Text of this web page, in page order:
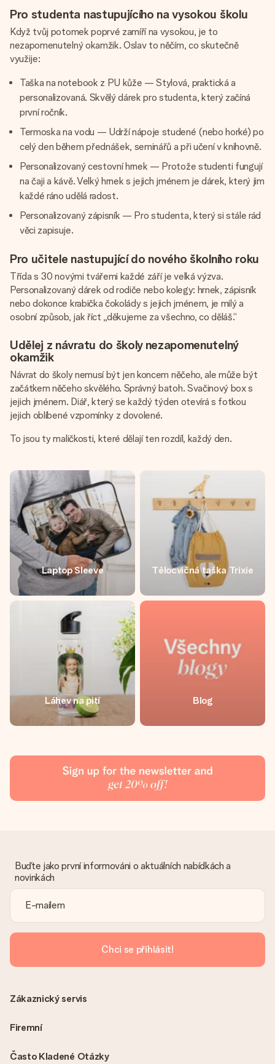
Pro studenta nastupujícího na vysokou školu
Když tvůj potomek poprvé zamíří na vysokou, je to
nezapomenutelný okamžik. Oslav to něčím, co skutečně
využije:
Taška na notebook z PU kůže — Stylová, praktická a
personalizovaná. Skvělý dárek pro studenta, který začíná
první ročník.
Termoska na vodu — Udrží nápoje studené (nebo horké) po
celý den během přednášek, seminářů a při učení v knihovně.
Personalizovaný cestovní hrnek — Protože studenti fungují
na čaji a kávě. Velký hrnek s jejich jménem je dárek, který jim
každé ráno udělá radost.
Personalizovaný zápisník — Pro studenta, který si stále rád
věci zapisuje.
Pro učitele nastupující do nového školního roku
Třída s 30 novými tvářemi každé září je velká výzva.
Personalizovaný dárek od rodiče nebo kolegy: hrnek, zápisník
nebo dokonce krabička čokolády s jejich jménem, je milý a
osobní způsob, jak říct „děkujeme za všechno, co děláš.“
Udělej z návratu do školy nezapomenutelný
okamžik
Návrat do školy nemusí být jen koncem něčeho, ale může být
začátkem něčeho skvělého. Správný batoh. Svačinový box s
jejich jménem. Diář, který se každý týden otevírá s fotkou
jejich oblíbené vzpomínky z dovolené.
To jsou ty maličkosti, které dělají ten rozdíl, každý den.
Laptop Sleeve Tělocvičná taška Trixie
Láhev na pití Blog
Buďte jako první informováni o aktuálních nabídkách a
novinkách
Chci se přihlásit!
Často Kladené Otázky
Zákaznický servis
Firemní